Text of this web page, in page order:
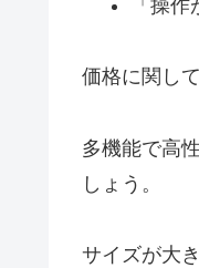
「操
価格に関し
多機能で高
しょう。
サイズが大